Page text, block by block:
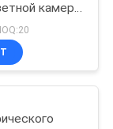
камеры